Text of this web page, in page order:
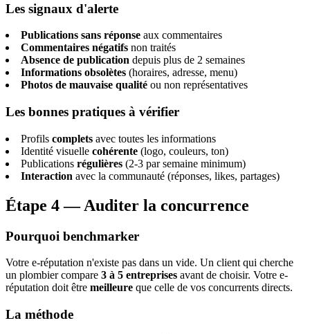
Les signaux d'alerte
Publications sans réponse aux commentaires
Commentaires négatifs non traités
Absence de publication depuis plus de 2 semaines
Informations obsolètes (horaires, adresse, menu)
Photos de mauvaise qualité ou non représentatives
Les bonnes pratiques à vérifier
Profils complets avec toutes les informations
Identité visuelle cohérente (logo, couleurs, ton)
Publications régulières (2-3 par semaine minimum)
Interaction avec la communauté (réponses, likes, partages)
Étape 4 — Auditer la concurrence
Pourquoi benchmarker
Votre e-réputation n'existe pas dans un vide. Un client qui cherche
un plombier compare 3 à 5 entreprises avant de choisir. Votre e-
réputation doit être meilleure que celle de vos concurrents directs.
La méthode